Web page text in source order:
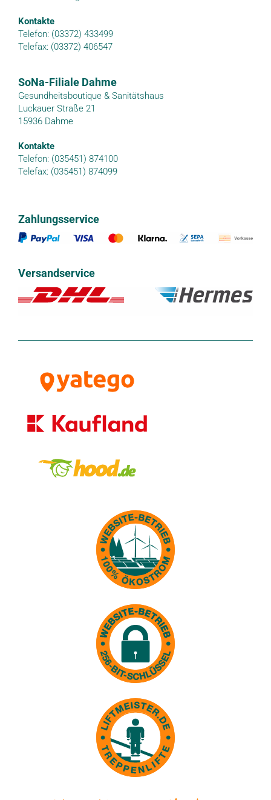
Kontakte
Telefon: (03372) 433499
Telefax: (03372) 406547
SoNa-Filiale Dahme
Gesundheitsboutique & Sanitätshaus
Luckauer Straße 21
15936 Dahme
Kontakte
Telefon: (035451) 874100
Telefax: (035451) 874099
Zahlungsservice
Versandservice